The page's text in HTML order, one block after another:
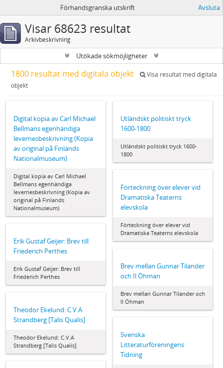
Förhandsgranska utskrift Avsluta
Visar 68623 resultat
Arkivbeskrivning
Utökade sökmöjligheter
1800 resultat med digitala objekt
Visa resultat med digitala
objekt
Digital kopia av Carl Michael
Bellmans egenhändiga
levernesbeskrivning (Kopia
av original på Finlands
Nationalmuseum)
Digital kopia av Carl Michael
Bellmans egenhändiga
levernesbeskrivning (Kopia av
original på Finlands
Nationalmuseum)
Utländskt politiskt tryck
1600-1800
Utländskt politiskt tryck 1600-
1800
Förteckning över elever vid
Dramatiska Teaterns
elevskola
Förteckning över elever vid
Dramatiska Teaterns elevskola
Erik Gustaf Geijer: Brev till
Friederich Perthes
Erik Gustaf Geijer: Brev till
Friederich Perthes
Brev mellan Gunnar Tilander
och Il Öhman
Brev mellan Gunnar Tilander och
Il Öhman
Theodor Ekelund: C.V.A
Strandberg [Talis Qualis]
Theodor Ekelund: C.V.A
Strandberg [Talis Qualis]
Svenska
Litteraturföreningens
Tidning